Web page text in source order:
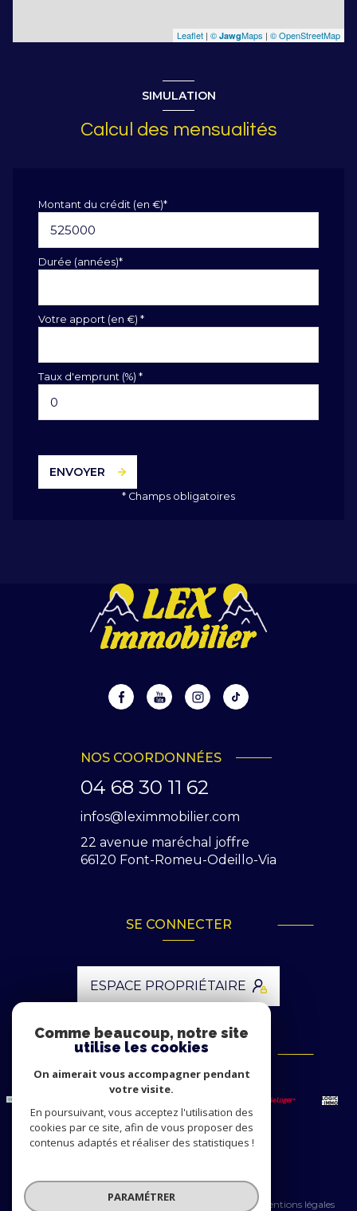
Leaflet | © JawgMaps | © OpenStreetMap
SIMULATION
Calcul des mensualités
Montant du crédit (en €)*
Durée (années)*
Votre apport (en €) *
Taux d'emprunt (%) *
ENVOYER
* Champs obligatoires
NOS COORDONNÉES
04 68 30 11 62
infos@leximmobilier.com
22 avenue maréchal joffre
66120 Font-Romeu-Odeillo-Via
SE CONNECTER
ESPACE PROPRIÉTAIRE
ADHÉRENTS
© 2026 | Tous droits réservés
Nos honoraires
Nos partenaires Mentions légales
Comme beaucoup, notre site
utilise les cookies
On aimerait vous accompagner pendant
votre visite.
En poursuivant, vous acceptez l'utilisation des
cookies par ce site, afin de vous proposer des
contenus adaptés et réaliser des statistiques !
PARAMÉTRER